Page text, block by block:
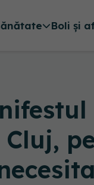
Boli și